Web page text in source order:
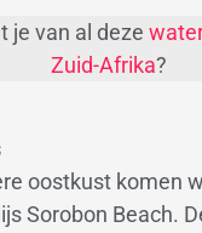
je van al deze
Zuid-Afrika?
oostkust komen
Sorobon Beach.